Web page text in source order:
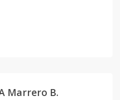
Marrero B.